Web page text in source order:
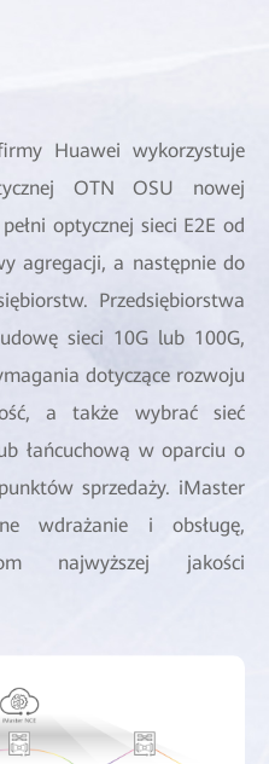
Huawei wykorzystuje
OTN OSU nowej
optycznej sieci E2E od
agregacji, a następnie do
Przedsiębiorstwa
sieci 10G lub 100G,
dotyczące rozwoju
a także wybrać sieć
łańcuchową w oparciu o
sprzedaży. iMaster
wdrażanie i obsługę,
najwyższej jakości